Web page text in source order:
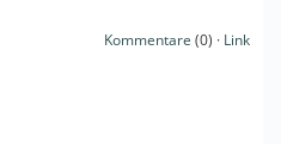
Kommentare (0) · Link